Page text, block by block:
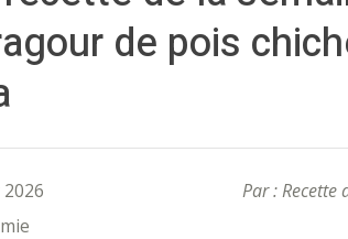
de pois
Par : Recette